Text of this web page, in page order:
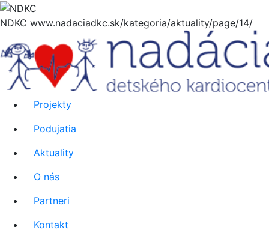
Hore
NDKC www.nadaciadkc.sk/kategoria/aktuality/page/14/
Projekty
Podujatia
Aktuality
O nás
Partneri
Kontakt